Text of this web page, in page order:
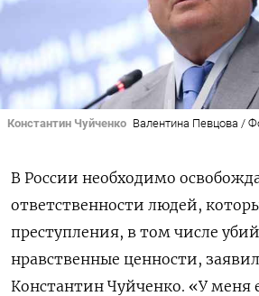
Константин Чуйченко Валентина Певцова /
В России необходимо
ответственности людей,
преступления, в том числе
нравственные ценности,
Константин Чуйченко. «У меня